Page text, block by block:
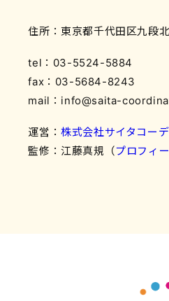
住所：東京都千代田区九段
tel：03-5524-5884
fax：03-5684-8243
mail：info@saita-
運営：株式会社サイタコー
監修：江藤真規（プロフィ